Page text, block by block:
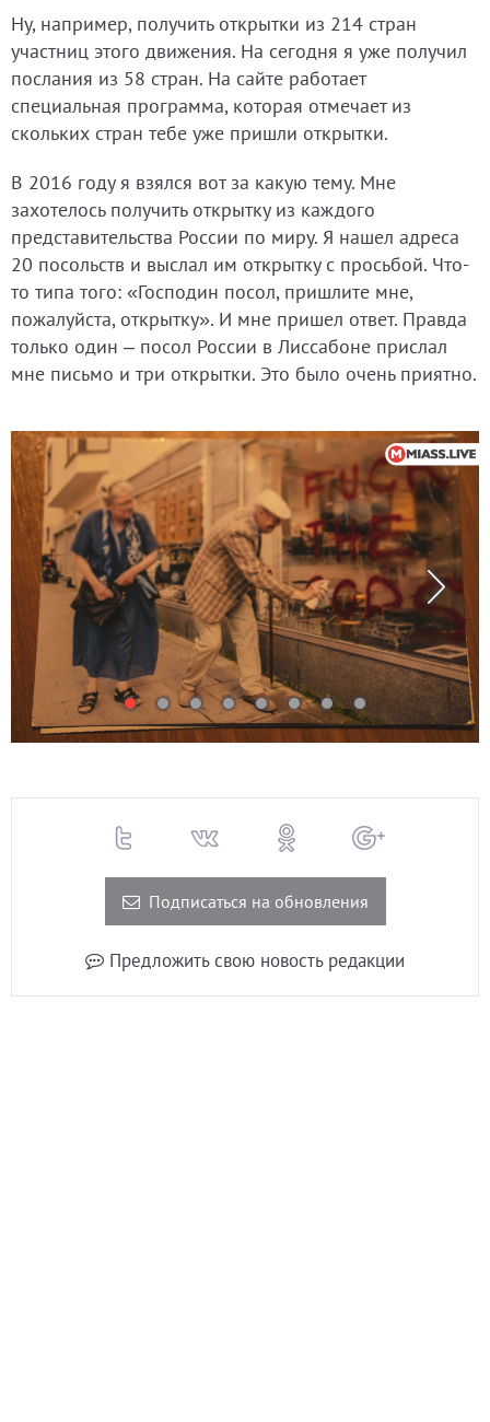
Ну, например, получить открытки из 214 стран
участниц этого движения. На сегодня я уже получил
послания из 58 стран. На сайте работает
специальная программа, которая отмечает из
скольких стран тебе уже пришли открытки.
В 2016 году я взялся вот за какую тему. Мне
захотелось получить открытку из каждого
представительства России по миру. Я нашел адреса
20 посольств и выслал им открытку с просьбой. Что-
то типа того: «Господин посол, пришлите мне,
пожалуйста, открытку». И мне пришел ответ. Правда
только один – посол России в Лиссабоне прислал
мне письмо и три открытки. Это было очень приятно.
Подписаться на обновления
Предложить свою новость редакции